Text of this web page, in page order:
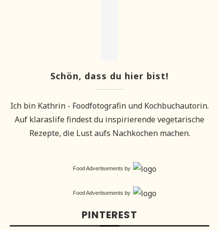
Schön, dass du hier bist!
Ich bin Kathrin - Foodfotografin und Kochbuchautorin.
Auf klaraslife findest du inspirierende vegetarische
Rezepte, die Lust aufs Nachkochen machen.
Food Advertisements by
Food Advertisements by
PINTEREST